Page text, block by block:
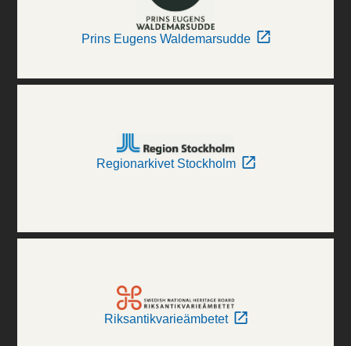
Prins Eugens Waldemarsudde
Regionarkivet Stockholm
Riksantikvarieämbetet